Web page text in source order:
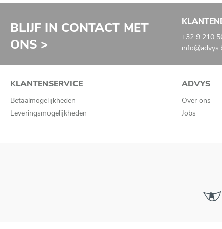
BLIJF IN CONTACT MET
ONS >
+32 9 210
KLANTENSERVICE
Betaalmogelijkheden
Leveringsmogelijkheden
ADVYS
Over ons
Jobs